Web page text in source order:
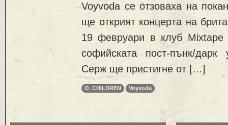
Voyvoda се отзоваха на
ще открият концерта на
19 февруари в клуб Mixtape
софийската пост-пънк/дарк
Серж ще пристигне от […]
O. CHILDREN Voyvoda